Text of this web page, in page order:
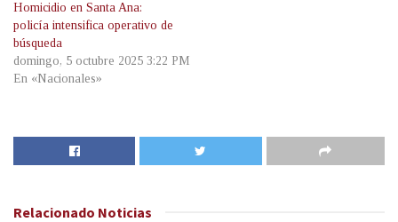
Homicidio en Santa Ana:
policía intensifica operativo de
búsqueda
domingo, 5 octubre 2025 3:22 PM
En «Nacionales»
Relacionado Noticias